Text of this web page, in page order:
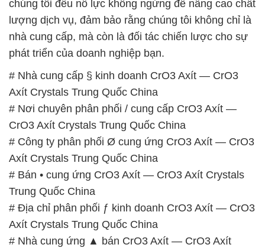
chúng tôi đều nỗ lực không ngừng để nâng cao chất
lượng dịch vụ, đảm bảo rằng chúng tôi không chỉ là
nhà cung cấp, mà còn là đối tác chiến lược cho sự
phát triển của doanh nghiệp bạn.
# Nhà cung cấp § kinh doanh CrO3 Axít — CrO3
Axít Crystals Trung Quốc China
# Nơi chuyên phân phối / cung cấp CrO3 Axít —
CrO3 Axít Crystals Trung Quốc China
# Công ty phân phối Ø cung ứng CrO3 Axít — CrO3
Axít Crystals Trung Quốc China
# Bán • cung ứng CrO3 Axít — CrO3 Axít Crystals
Trung Quốc China
# Địa chỉ phân phối ƒ kinh doanh CrO3 Axít — CrO3
Axít Crystals Trung Quốc China
# Nhà cung ứng ▲ bán CrO3 Axít — CrO3 Axít